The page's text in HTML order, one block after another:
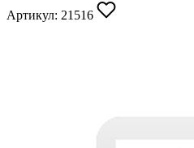
Артикул: 21516